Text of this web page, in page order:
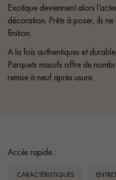
Exotique deviennent alors
décoration. Prêts à poser, ils
finition.
A la fois authentiques et
Parquets massifs offre de
remise à neuf après usure.
Accès rapide :
CARACTÉRISTIQUES